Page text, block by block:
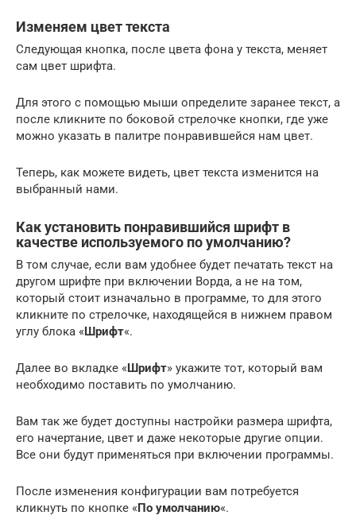
Изменяем цвет текста
Следующая кнопка, после цвета фона у текста, меняет
сам цвет шрифта.
Для этого с помощью мыши определите заранее текст, а
после кликните по боковой стрелочке кнопки, где уже
можно указать в палитре понравившейся нам цвет.
Теперь, как можете видеть, цвет текста изменится на
выбранный нами.
Как установить понравившийся шрифт в
качестве используемого по умолчанию?
В том случае, если вам удобнее будет печатать текст на
другом шрифте при включении Ворда, а не на том,
который стоит изначально в программе, то для этого
кликните по стрелочке, находящейся в нижнем правом
углу блока «Шрифт«.
Далее во вкладке «Шрифт» укажите тот, который вам
необходимо поставить по умолчанию.
Вам так же будет доступны настройки размера шрифта,
его начертание, цвет и даже некоторые другие опции.
Все они будут применяться при включении программы.
После изменения конфигурации вам потребуется
кликнуть по кнопке «По умолчанию«.